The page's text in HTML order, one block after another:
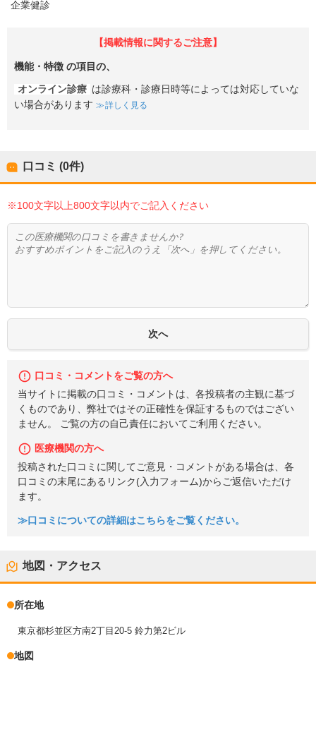
企業健診
【掲載情報に関するご注意】
機能・特徴 の項目の、
オンライン診療 は診療科・診療日時等によっては対応していな
い場合があります
詳しく見る
口コミ (0件)
※100文字以上800文字以内でご記入ください
口コミ・コメントをご覧の方へ
当サイトに掲載の口コミ・コメントは、各投稿者の主観に基づ
くものであり、弊社ではその正確性を保証するものではござい
ません。 ご覧の方の自己責任においてご利用ください。
医療機関の方へ
投稿された口コミに関してご意見・コメントがある場合は、各
口コミの末尾にあるリンク(入力フォーム)からご返信いただけ
ます。
≫口コミについての詳細はこちらをご覧ください。
地図・アクセス
所在地
東京都杉並区方南2丁目20-5 鈴力第2ビル
地図